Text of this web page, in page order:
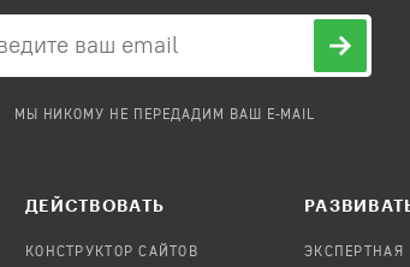
МЫ НИКОМУ НЕ ПЕРЕДАДИМ ВАШ E-MAIL
ДЕЙСТВОВАТЬ
КОНСТРУКТОР САЙТОВ
ЭКСПЕРТНАЯ